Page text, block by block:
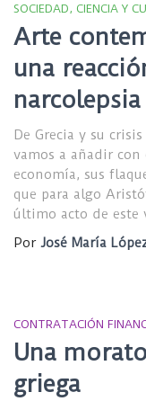
SOCIEDAD, CIENCIA Y
Arte
una
De Grecia y su
vamos a añadir con
economía, sus
que para algo
último acto de este
Por José María
CONTRATACIÓN
Una
griega